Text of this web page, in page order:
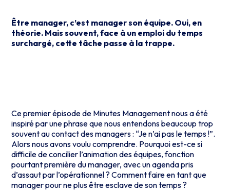
Être manager, c’est manager son équipe. Oui, en
théorie. Mais souvent, face à un emploi du temps
surchargé, cette tâche passe à la trappe.
Ce premier épisode de Minutes Management nous a été
inspiré par une phrase que nous entendons beaucoup trop
souvent au contact des managers : “Je n’ai pas le temps !”.
Alors nous avons voulu comprendre. Pourquoi est-ce si
difficile de concilier l’animation des équipes, fonction
pourtant première du manager, avec un agenda pris
d’assaut par l’opérationnel ? Comment faire en tant que
manager pour ne plus être esclave de son temps?